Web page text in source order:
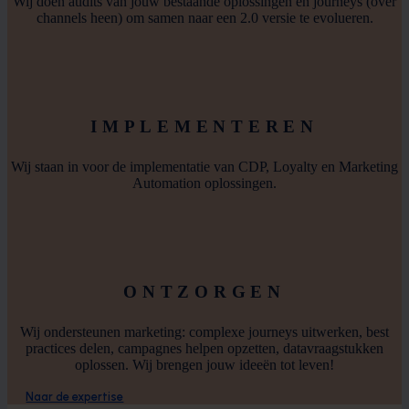
channels heen) om samen naar een 2.0 versie te evolueren.
IMPLEMENTEREN
Wij staan in voor de implementatie van CDP, Loyalty en Marketing
Automation oplossingen.
ONTZORGEN
Wij ondersteunen marketing: complexe journeys uitwerken, best
practices delen, campagnes helpen opzetten, datavraagstukken
oplossen. Wij brengen jouw ideeën tot leven!
Naar de expertise